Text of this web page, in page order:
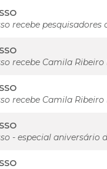
recebe pesquisadores
recebe Camila Ribeiro
recebe Camila Ribeiro
- especial aniversário